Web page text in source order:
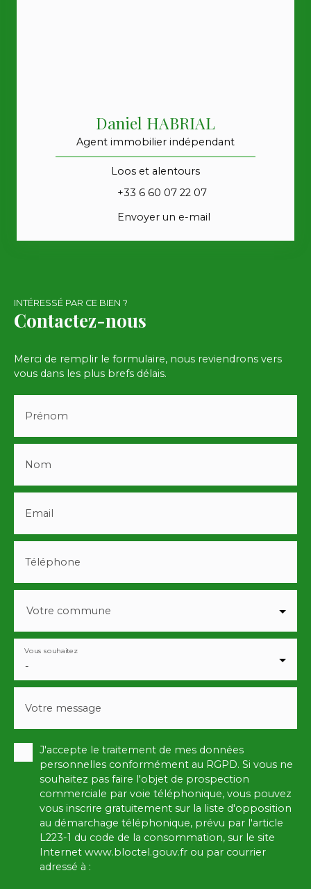
Daniel HABRIAL
Agent immobilier indépendant
Loos et alentours
+33 6 60 07 22 07
Envoyer un e-mail
INTÉRESSÉ PAR CE BIEN ?
Contactez-nous
Merci de remplir le formulaire, nous reviendrons vers
vous dans les plus brefs délais.
Prénom
Nom
Email
Téléphone
Votre commune
-
Vous souhaitez
Votre message
J'accepte le traitement de mes données
personnelles conformément au RGPD. Si vous ne
souhaitez pas faire l'objet de prospection
commerciale par voie téléphonique, vous pouvez
vous inscrire gratuitement sur la liste d'opposition
au démarchage téléphonique, prévu par l'article
L223-1 du code de la consommation, sur le site
Internet www.bloctel.gouv.fr ou par courrier
adressé à :